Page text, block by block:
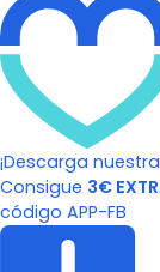
¡Descarga nuestra
Consigue 3€
código APP-FB